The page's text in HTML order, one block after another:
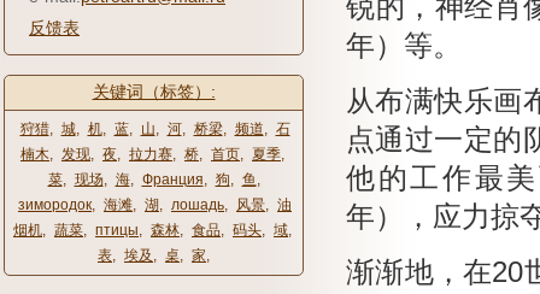
反馈表
关键词（标签）:
狩猎, 城, 机, 蓝, 山, 河, 桥梁, 频道, 石
楠木, 发现, 夜, 拉力赛, 桥, 首页, 夏季,
菜, 现场, 海, Франция, 狗, 鱼 ,
зимородок, 海滩, 湖, лошадь, 风景, 油
烟机, 蔬菜, птицы, 森林, 食品, 码头, 域,
表, 埃及 , 桌, 家,
锐的，神经肖
年）等。
从布满快乐画
点通过一定的
他的工作最
年），应力掠
渐渐地，在20